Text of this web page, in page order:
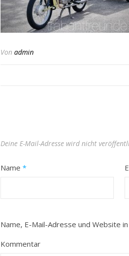
Von admin
Deine E-Mail-Adresse wird nicht
Name *
Name, E-Mail-Adresse und Website
Kommentar